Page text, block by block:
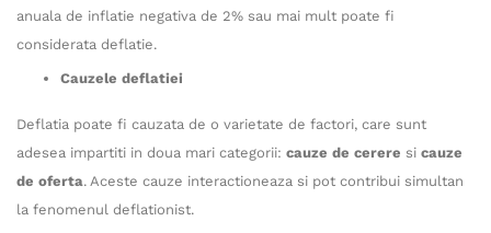
anuala de inflatie negativa de 2% sau mai mult poate fi
considerata deflatie.
Cauzele deflatiei
Deflatia poate fi cauzata de o varietate de factori, care sunt
adesea impartiti in doua mari categorii: cauze de cerere si cauze
de oferta. Aceste cauze interactioneaza si pot contribui simultan
la fenomenul deflationist.